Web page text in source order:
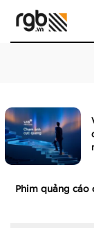
Phim quảng cáo